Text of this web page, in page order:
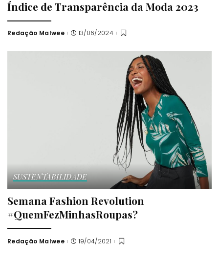
Índice de Transparência da Moda 2023
Posted
Redação Malwee 13/06/2024
SUSTENTABILIDADE
Semana Fashion Revolution
#QuemFezMinhasRoupas?
Posted
Redação Malwee 19/04/2021